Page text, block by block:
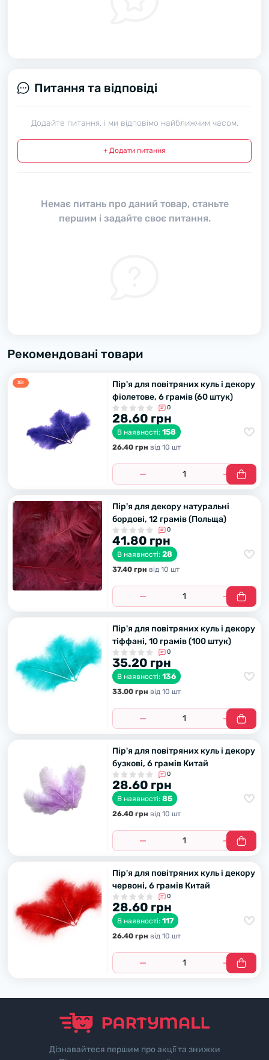
Питання та відповіді
Додайте питання, і ми відповімо найближчим часом.
+ Додати питання
Немає питань про даний товар, станьте
першим і задайте своє питання.
Рекомендовані товари
Хiт
Пір'я для повітряних куль і декору
фіолетове, 6 грамів (60 штук)
0
28.60 грн
В наявності: 158
26.40 грн вiд 10 шт
Пір'я для декору натуральні
бордові, 12 грамів (Польща)
0
41.80 грн
В наявності: 28
37.40 грн вiд 10 шт
Пір'я для повітряних куль і декору
тіффані, 10 грамів (100 штук)
0
35.20 грн
В наявності: 136
33.00 грн вiд 10 шт
Пір'я для повітряних куль і декору
бузкові, 6 грамів Китай
0
28.60 грн
В наявності: 85
26.40 грн вiд 10 шт
Пір'я для повітряних куль і декору
червоні, 6 грамів Китай
0
28.60 грн
В наявності: 117
26.40 грн вiд 10 шт
Дізнавайтеся першим про акції та знижки